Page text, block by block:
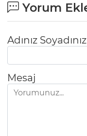
Yorum
Adınız Soyadınız
Mesaj